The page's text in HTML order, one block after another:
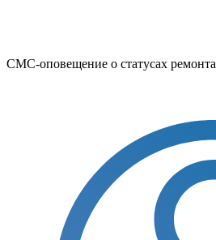
СМС-оповещение о статусах ремонта